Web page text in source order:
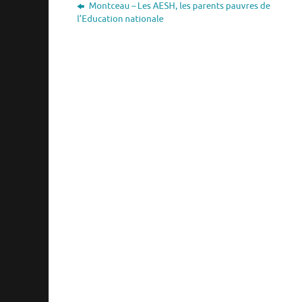
Montceau – Les AESH, les parents pauvres de
l’Education nationale